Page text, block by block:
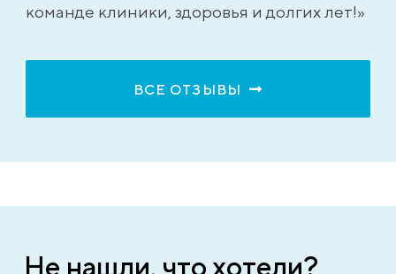
команде клиники, здоровья и долгих лет!»
ВСЕ ОТЗЫВЫ
Не нашли, что хотели?